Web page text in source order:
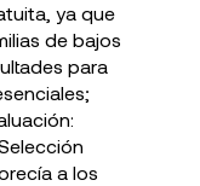
ya que
de bajos
para
a los